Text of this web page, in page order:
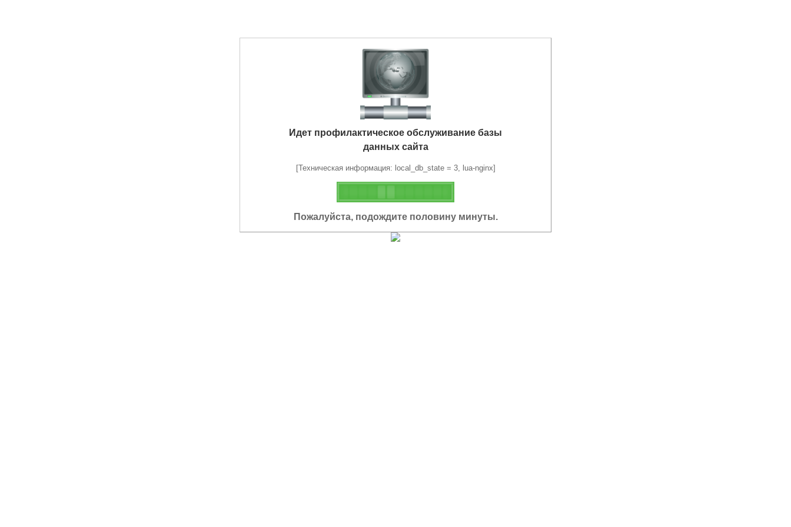
Идет профилактическое обслуживание базы
данных сайта
[Техническая информация: local_db_state = 3, lua-nginx]
Пожалуйста, подождите половину минуты.